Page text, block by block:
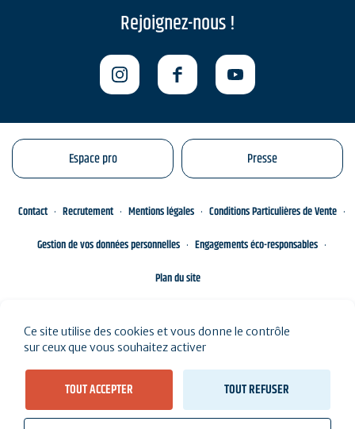
Rejoignez-nous !
Espace pro Presse
Contact Recrutement Mentions légales
Conditions Particulières de Vente
Gestion de vos données personnelles
Engagements éco-responsables
Plan du site
Ce site utilise des cookies et vous donne le contrôle
sur ceux que vous souhaitez activer
TOUT ACCEPTER TOUT REFUSER